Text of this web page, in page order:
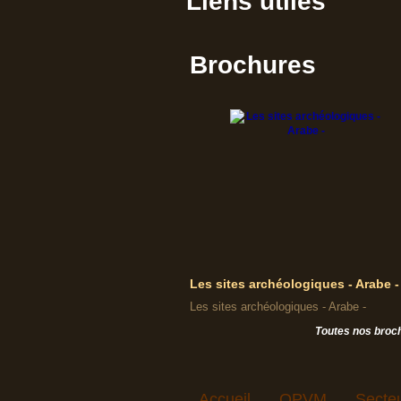
Brochures
Les sites archéologiques - Arabe -
Les sites archéologiques - Arabe -
Toutes nos